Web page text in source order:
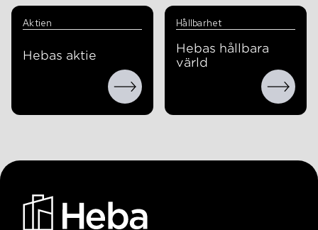
Aktien
Hebas aktie
Hållbarhet
Hebas hållbara
värld